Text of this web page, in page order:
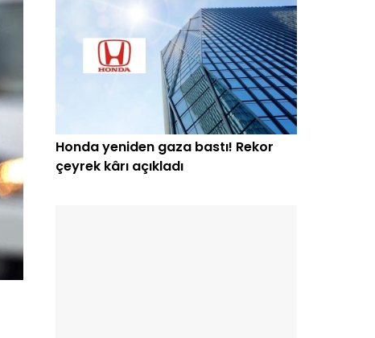
Honda yeniden gaza bastı! Rekor
çeyrek kârı açıkladı